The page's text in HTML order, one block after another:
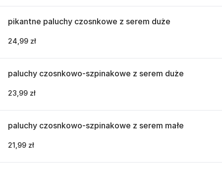
pikantne paluchy czosnkowe z serem duże
24,99 zł
paluchy czosnkowo-szpinakowe z serem duże
23,99 zł
paluchy czosnkowo-szpinakowe z serem małe
21,99 zł